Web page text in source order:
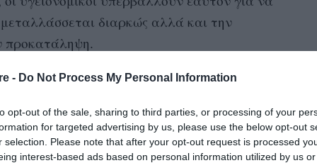
- Do Not Process My Personal Information
opt-out of the sale, sharing to third parties, or processing of your
for targeted advertising by us, please use the below opt-out
selection. Please note that after your opt-out request is processed
interest-based ads based on personal information utilized by us
διαρκώς αλλά και την
προκατάληψη.
, έκανε μια viral ανάρτηση στοFacebook
καλυμμένη εξ ολοκλήρου με προστατευτική